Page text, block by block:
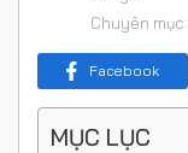
Chuyên mục:
Facebook
MỤC LỤC